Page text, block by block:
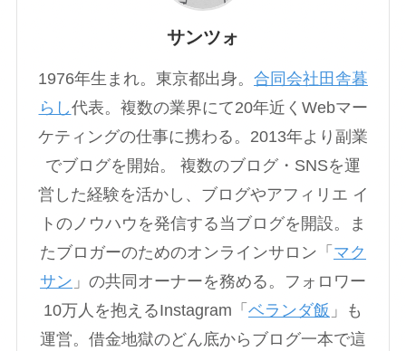
サンツォ
1976年生まれ。東京都出身。 合同会社田舎暮
らし代表。複数の業界にて20年近くWebマー
ケティングの仕事に携わる。2013年より副業
でブログを開始。 複数のブログ・SNSを運
営した経験を活かし、ブログやアフィリエ イ
トのノウハウを発信する当ブログを開設。ま
たブロガーのためのオンラインサロン「 マク
サン 」の共同オーナーを務める。フォロワー
10万人を抱えるInstagram「 ベランダ飯 」も
運営。借金地獄のどん底からブログ一本で這